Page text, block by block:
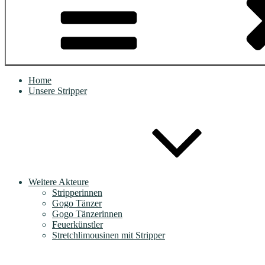
Home
Unsere Stripper
Weitere Akteure
Stripperinnen
Gogo Tänzer
Gogo Tänzerinnen
Feuerkünstler
Stretchlimousinen mit Stripper